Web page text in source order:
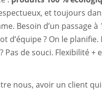
et toujours
Besoin d’un passage à
d’équipe ? On le
Pas de souci. Flexibilité +
nous, avoir un client